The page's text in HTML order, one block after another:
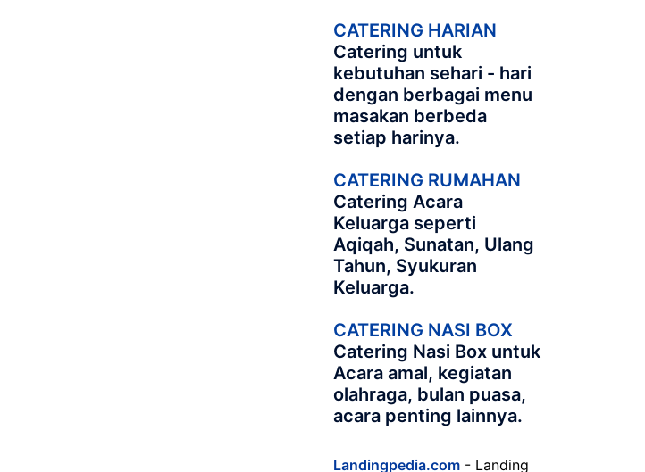
CATERING HARIAN
Catering untuk
kebutuhan sehari - hari
dengan berbagai menu
masakan berbeda
setiap harinya.
CATERING RUMAHAN
Catering Acara
Keluarga seperti
Aqiqah, Sunatan, Ulang
Tahun, Syukuran
Keluarga.
CATERING NASI BOX
Catering Nasi Box untuk
Acara amal, kegiatan
olahraga, bulan puasa,
acara penting lainnya.
Landingpedia.com - Landing